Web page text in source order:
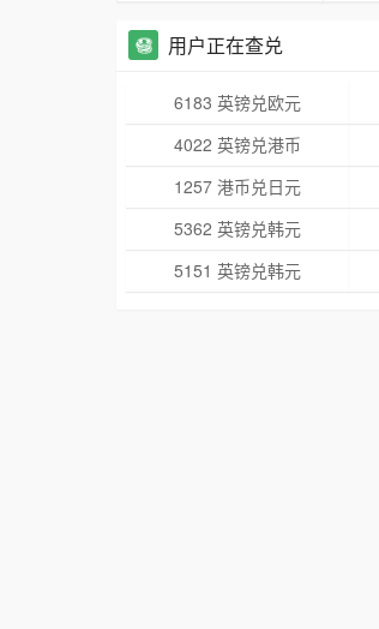
用户正在查兑
6183 英镑兑欧元
4022 英镑兑港币
1257 港币兑日元
5362 英镑兑韩元
5151 英镑兑韩元